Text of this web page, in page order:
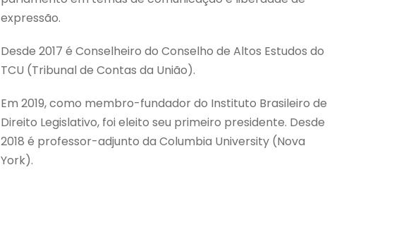
expressão.
Desde 2017 é Conselheiro do Conselho de Altos Estudos do
TCU (Tribunal de Contas da União).
Em 2019, como membro-fundador do Instituto Brasileiro de
Direito Legislativo, foi eleito seu primeiro presidente. Desde
2018 é professor-adjunto da Columbia University (Nova
York).